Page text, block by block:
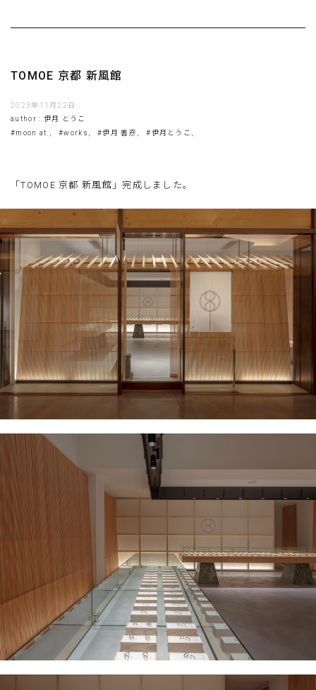
TOMOE 京都 新風館
2023年11月22日
author : 伊月 とうこ
#moon at.,
#works, #伊月 善彦, #伊月とうこ,
「TOMOE京都 新風館」完成しました。